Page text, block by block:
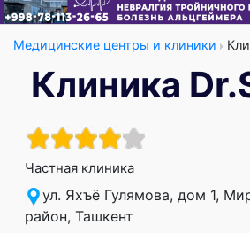
Медицинские центры и клиники
Клиника
Частная клиника
ул. Яхъё Гулямова, дом 1,
район, Ташкент